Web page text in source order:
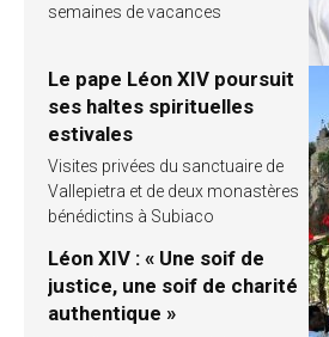
semaines de vacances
Le pape Léon XIV poursuit
ses haltes spirituelles
estivales
Visites privées du sanctuaire de
Vallepietra et de deux monastères
bénédictins à Subiaco
Léon XIV : « Une soif de
justice, une soif de charité
authentique »